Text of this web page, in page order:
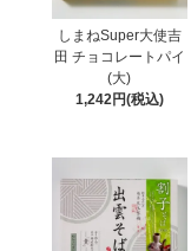
しまねSuper大使吉
田 チョコレートパイ
(大)
1,242円(税込)